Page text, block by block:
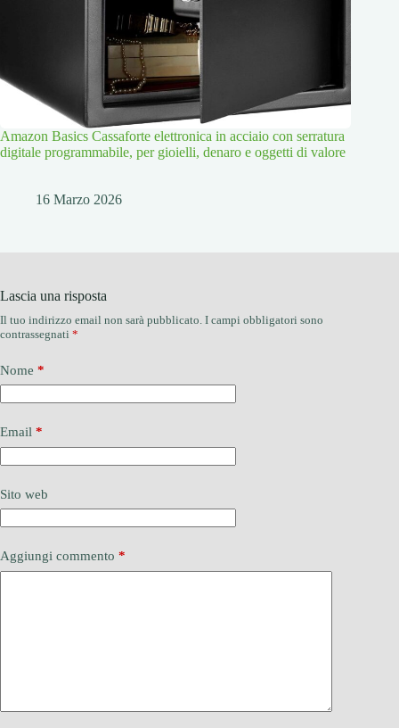
Amazon Basics Cassaforte elettronica in acciaio con serratura
digitale programmabile, per gioielli, denaro e oggetti di valore
16 Marzo 2026
Lascia una risposta
Il tuo indirizzo email non sarà pubblicato. I campi obbligatori sono
contrassegnati *
Nome *
Email *
Sito web
Aggiungi commento *